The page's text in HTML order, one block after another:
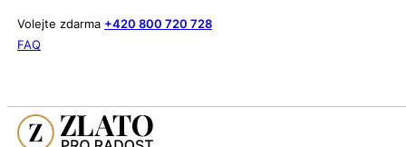
Volejte zdarma +420 800 720 728
FAQ